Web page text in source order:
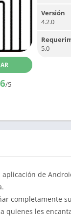
/5
Versión
4.2.0
5.0
aplicación de
completamente
quienes les